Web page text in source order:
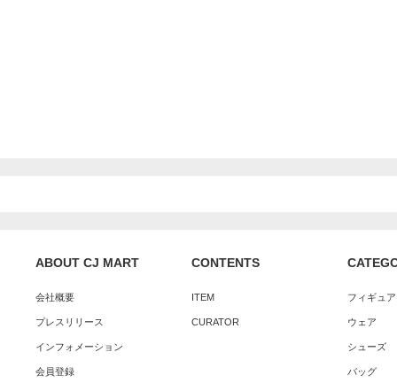
ABOUT CJ MART
会社概要
プレスリリース
インフォメーション
会員登録
CONTENTS
ITEM
CURATOR
フィギュ
ウェア
シューズ
バッグ